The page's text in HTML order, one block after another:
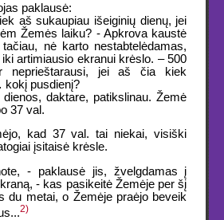
paklausė:
aš sukaupiau išeiginių dienų, jei
Žemės laiku? - Apkrova kaustė
nė karto nestabtelėdamas,
artimiausio ekranui krėslo. – 500
neprieštarausi, jei aš čia kiek
pusdienį?
daktare, patikslinau. Žemė
37 val.
kad 37 val. tai niekai, visiški
įsitaisė krėsle.
- paklausė jis, žvelgdamas į
- kas pasikeitė Žemėje per šį
du metai, o Žemėje praėjo beveik
2)